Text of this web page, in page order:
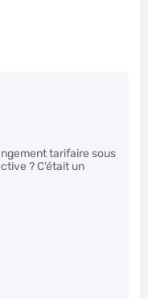
tarifaire sous
? C’était un